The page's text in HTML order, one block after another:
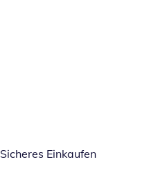
Sicheres Einkaufen